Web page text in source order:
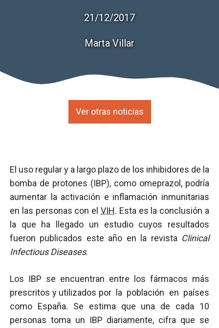
21/12/2017
Marta Villar
Ver otras noticias
El uso regular y a largo plazo de los inhibidores de la
bomba de protones (IBP), como omeprazol, podría
aumentar la activación e inflamación inmunitarias
en las personas con el VIH. Esta es la conclusión a
la que ha llegado un estudio cuyos resultados
fueron publicados este año en la revista Clinical
Infectious Diseases.
Los IBP se encuentran entre los fármacos más
prescritos y utilizados por la población en países
como España. Se estima que una de cada 10
personas toma un IBP diariamente, cifra que se